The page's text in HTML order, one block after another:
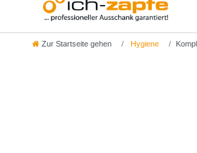
Zur Startseite gehen Hygiene